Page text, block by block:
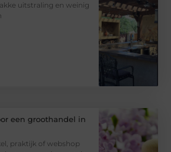
uitstraling en weinig
een groothandel in
praktijk of webshop